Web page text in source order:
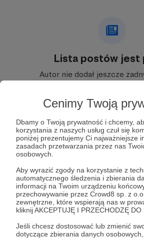
Cenimy Twoją
Dbamy o Twoją prywatność i chcemy,
korzystania z naszych usług czuł się
poniżej prezentujemy Ci najważniejsze
zasadach przetwarzania przez nas
osobowych.
Aby wyrazić zgody na korzystanie z
automatycznego śledzenia i zbierania
informacji na Twoim urządzeniu
przechowywanie przez Crowd8 sp. z
zewnętrzne, które wspierają nas w
kliknij AKCEPTUJĘ I PRZECHODZĘ DO
Jeśli chcesz dostosować lub zmienić
dotyczące zbierania danych
Lista postów jest
Autor nie dodał jeszcze
Dołącz do grona
Wesprzyj działalność Autora